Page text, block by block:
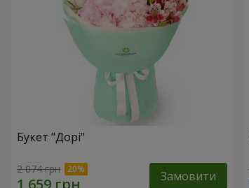
Букет "Дорі"
2 074 грн Замовити